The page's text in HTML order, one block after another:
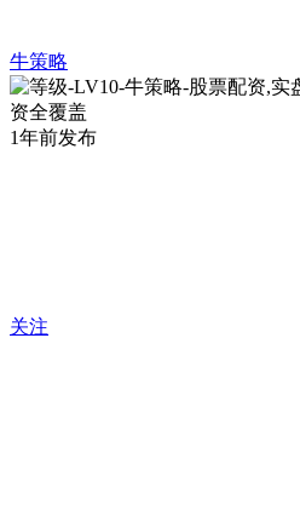
牛策略
1年前发布
关注